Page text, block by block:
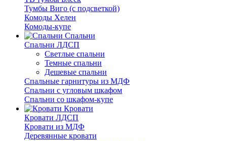
Тумбы Виго (с подсветкой)
Комоды Хелен
Комоды-купе
Спальни
Спальни ЛДСП
Светлые спальни
Темные спальни
Дешевые спальни
Спальные гарнитуры из МДФ
Спальни с угловым шкафом
Спальни со шкафом-купе
Кровати
Кровати ЛДСП
Кровати из МДФ
Деревянные кровати